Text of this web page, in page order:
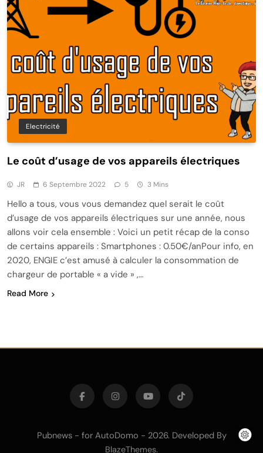
Electricité
Le coût d’usage de vos appareils électriques
JR 6 Septembre 2022 5 3 Mins
Hello a tous, vous vous demandez quel serait le coût
d’usage de vos appareils électriques sur une année, nous
allons voir cela ensemble : Voici un petit récap de la conso
de certains appareils : Smartphones : 0.50€/anPour info, en
2020, ENGIE c’est amusé à calculer la consommation de
chargeur de portable « a vide » ,…
Read More
Pubnews - for AutoDomo - 2026. Developed By
BlazeThemes.